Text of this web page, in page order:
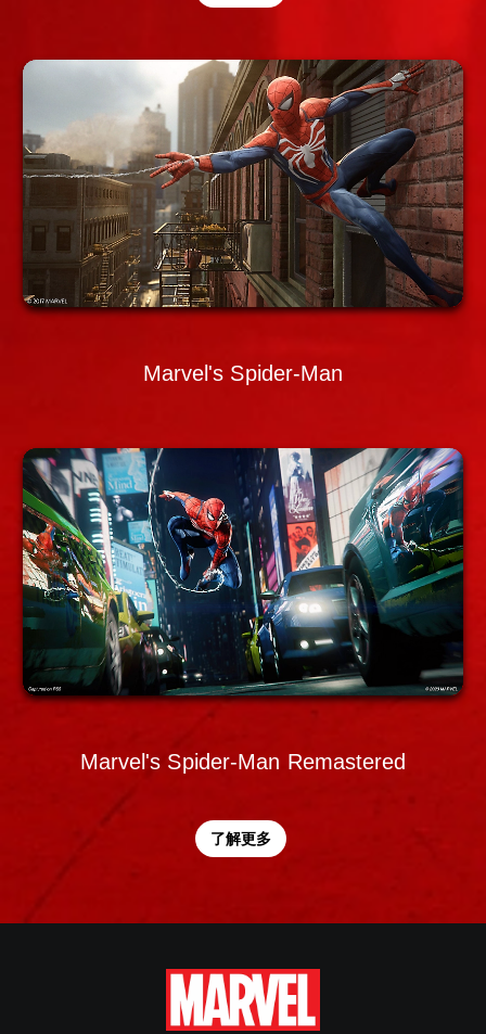
Marvel's Spider-Man
Marvel's Spider-Man Remastered
了解更多